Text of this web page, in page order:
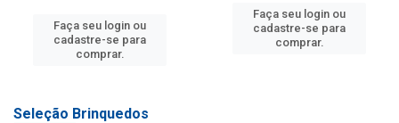
Faça seu login ou
cadastre-se para
comprar.
Faça seu login ou
cadastre-se para
comprar.
Seleção Brinquedos